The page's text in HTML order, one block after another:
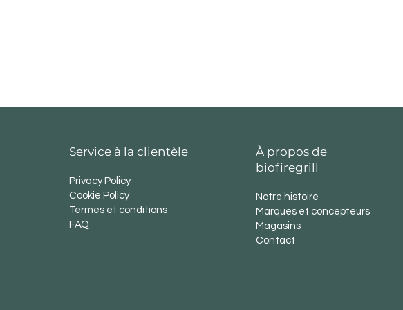
Tension d'alimentation : V/HZ 230 / 50
M3 chauffé : 66 / 216 m3
Carburant : PELLET EN PLUS A1
Service à la clientèle
Privacy Policy
Cookie Policy
Termes et conditions
FAQ
À propos de
biofiregrill
Notre histoire
Marques et concepteurs
Magasins
Contact